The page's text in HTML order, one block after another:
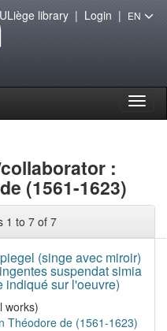
ULiège library| Login | EN
:
(1561-1623)
1 to 7 of 7
(singe avec miroir)
suspendat simia
indiqué sur l'oeuvre)
works)
Théodore de (1561-1623)